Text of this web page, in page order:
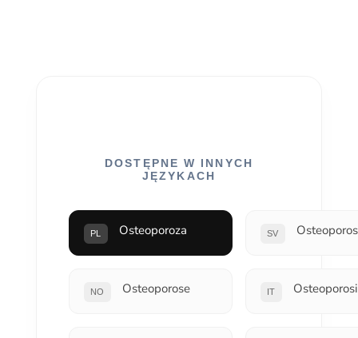
DOSTĘPNE W INNYCH
JĘZYKACH
PL Osteoporoza SV Osteoporos
NO Osteoporose IT Osteoporosi